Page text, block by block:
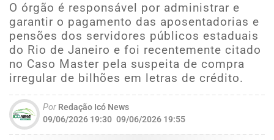
O órgão é responsável por administrar e
garantir o pagamento das aposentadorias e
pensões dos servidores públicos estaduais
do Rio de Janeiro e foi recentemente citado
no Caso Master pela suspeita de compra
irregular de bilhões em letras de crédito.
Por Redação Icó News
09/06/2026 19:30 09/06/2026 19:55